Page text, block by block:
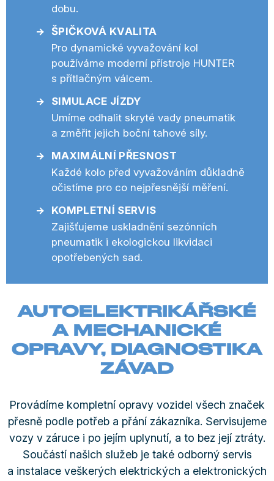
dobu.
ŠPIČKOVÁ KVALITA
Pro dynamické vyvažování kol
používáme moderní přístroje HUNTER
s přítlačným válcem.
SIMULACE JÍZDY
Umíme odhalit skryté vady pneumatik
a změřit jejich boční tahové síly.
MAXIMÁLNÍ PŘESNOST
Každé kolo před vyvažováním důkladně
očistíme pro co nejpřesnější měření.
KOMPLETNÍ SERVIS
Zajišťujeme uskladnění sezónních
pneumatik i ekologickou likvidaci
opotřebených sad.
AUTOELEKTRIKÁŘSKÉ
A MECHANICKÉ
OPRAVY, DIAGNOSTIKA
ZÁVAD
Provádíme kompletní opravy vozidel všech značek
přesně podle potřeb a přání zákazníka. Servisujeme
vozy v záruce i po jejím uplynutí, a to bez její ztráty.
Součástí našich služeb je také odborný servis
a instalace veškerých elektrických a elektronických